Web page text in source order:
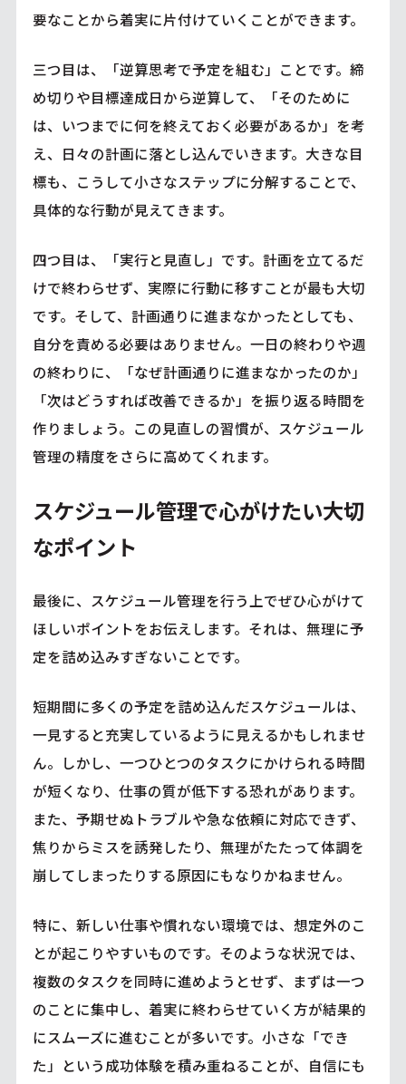
要なことから着実に片付けていくことができます。
三つ目は、「逆算思考で予定を組む」ことです。締
め切りや目標達成日から逆算して、「そのために
は、いつまでに何を終えておく必要があるか」を考
え、日々の計画に落とし込んでいきます。大きな目
標も、こうして小さなステップに分解することで、
具体的な行動が見えてきます。
四つ目は、「実行と見直し」です。計画を立てるだ
けで終わらせず、実際に行動に移すことが最も大切
です。そして、計画通りに進まなかったとしても、
自分を責める必要はありません。一日の終わりや週
の終わりに、「なぜ計画通りに進まなかったのか」
「次はどうすれば改善できるか」を振り返る時間を
作りましょう。この見直しの習慣が、スケジュール
管理の精度をさらに高めてくれます。
スケジュール管理で心がけたい大切
なポイント
最後に、スケジュール管理を行う上でぜひ心がけて
ほしいポイントをお伝えします。それは、無理に予
定を詰め込みすぎないことです。
短期間に多くの予定を詰め込んだスケジュールは、
一見すると充実しているように見えるかもしれませ
ん。しかし、一つひとつのタスクにかけられる時間
が短くなり、仕事の質が低下する恐れがあります。
また、予期せぬトラブルや急な依頼に対応できず、
焦りからミスを誘発したり、無理がたたって体調を
崩してしまったりする原因にもなりかねません。
特に、新しい仕事や慣れない環境では、想定外のこ
とが起こりやすいものです。そのような状況では、
複数のタスクを同時に進めようとせず、まずは一つ
のことに集中し、着実に終わらせていく方が結果的
にスムーズに進むことが多いです。小さな「でき
た」という成功体験を積み重ねることが、自信にも